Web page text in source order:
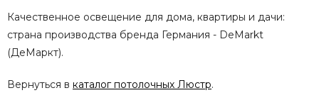
Качественное освещение для дома, квартиры и дачи:
страна производства бренда Германия - DeMarkt
(ДеМаркт).
Вернуться в каталог потолочных Люстр.